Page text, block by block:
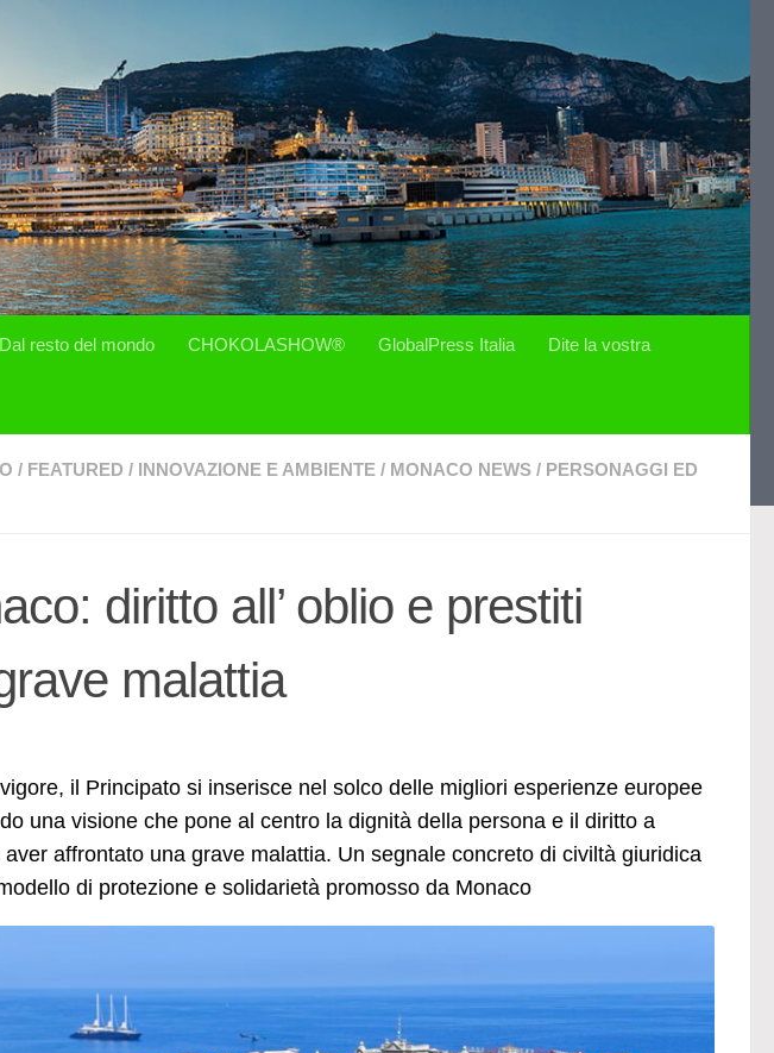
Dal resto del mondo CHOKOLASHOW® GlobalPress Italia Dite la vostra
/ FEATURED / INNOVAZIONE E AMBIENTE / MONACO NEWS / PERSONAGGI ED
diritto all’ oblio e prestiti
malattia
il Principato si inserisce nel solco delle migliori esperienze europee
una visione che pone al centro la dignità della persona e il diritto a
affrontato una grave malattia. Un segnale concreto di civiltà giuridica
di protezione e solidarietà promosso da Monaco